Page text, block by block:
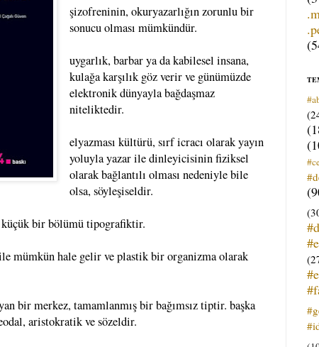
şizofreninin, okuryazarlığın zorunlu bir
sonucu olması mümkündür.
uygarlık, barbar ya da kabilesel insana,
kulağa karşılık göz verir ve günümüzde
elektronik dünyayla bağdaşmaz
niteliktedir.
elyazması kültürü, sırf icracı olarak yayın
yoluyla yazar ile dinleyicisinin fiziksel
olarak bağlantılı olması nedeniyle bile
olsa, söyleşiseldir.
bir bölümü tipografiktir.
ile mümkün hale gelir ve plastik bir organizma olarak
bir merkez, tamamlanmış bir bağımsız tiptir. başka
aristokratik ve sözeldir.